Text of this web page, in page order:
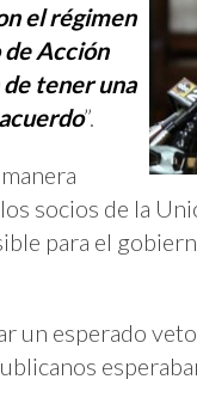
el régimen
de Acción
tener una
”.
socios de la
para el
un esperado